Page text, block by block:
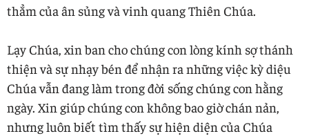
thẳm của ân sủng và vinh quang Thiên Chúa.
Lạy Chúa, xin ban cho chúng con lòng kính sợ thánh
thiện và sự nhạy bén để nhận ra những việc kỳ diệu
Chúa vẫn đang làm trong đời sống chúng con hằng
ngày. Xin giúp chúng con không bao giờ chán nản,
nhưng luôn biết tìm thấy sự hiện diện của Chúa